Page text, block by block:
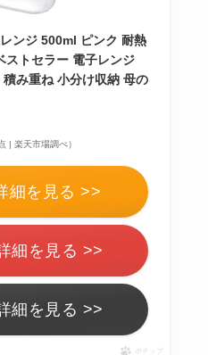
ンジ 500ml ピンク 耐熱
トセラー 電子レンジ
み重ね 小分け収納 母の
| 楽天市場調べ）
細を見る >>
細を見る >>
細を見る >>
ポチップ